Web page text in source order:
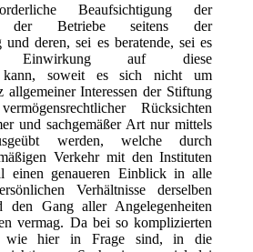
Beaufsichtigung der
der Betriebe seitens der
und deren, sei es beratende, sei es
Einwirkung auf diese
kann, soweit es sich nicht um
allgemeiner Interessen der Stiftung
Rücksichten
und sachgemäßer Art nur mittels
werden, welche durch
Verkehr mit den Instituten
einen genaueren Einblick in alle
Verhältnisse derselben
den Gang aller Angelegenheiten
vermag. Da bei so komplizierten
wie hier in Frage sind, in die